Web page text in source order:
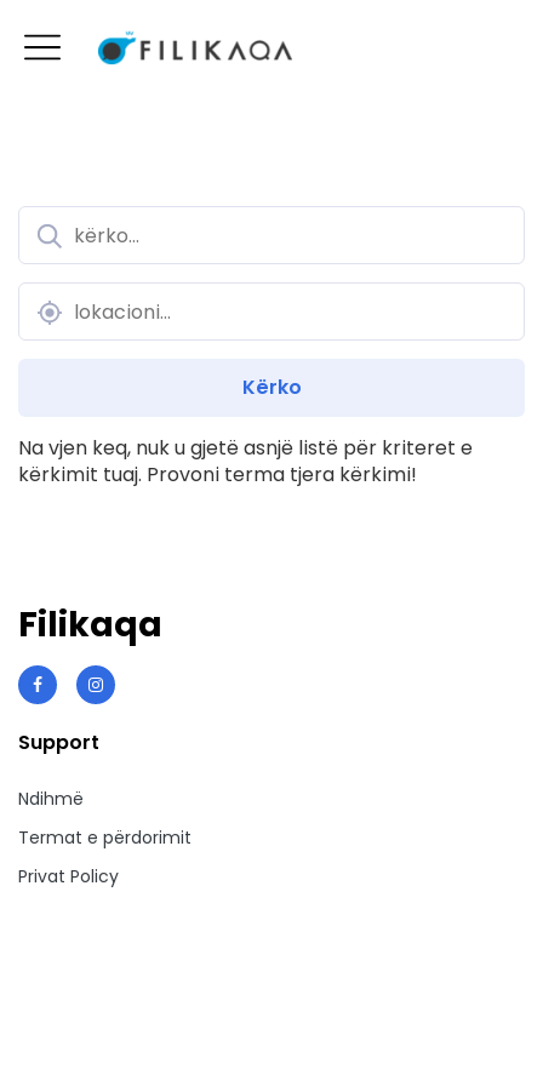
Na vjen keq, nuk u gjetë asnjë listë për kriteret e
kërkimit tuaj. Provoni terma tjera kërkimi!
Filikaqa
Support
Ndihmë
Termat e përdorimit
Privat Policy